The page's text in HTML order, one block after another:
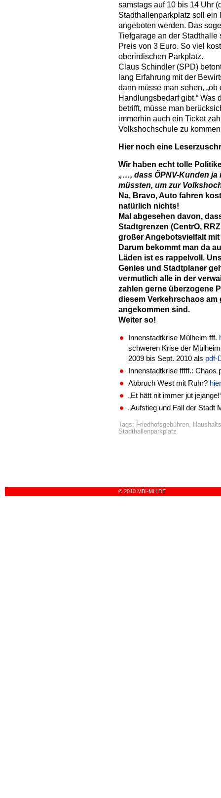
samstags auf 10 bis 14 Uhr
Stadthallenparkplatz soll ein
angeboten werden. Das
Tiefgarage an der
Preis von 3 Euro. So viel
oberirdischen Parkplatz.
Claus Schindler (SPD)
lang Erfahrung mit der
dann müsse man sehen,
Handlungsbedarf gibt.“ Was
betrifft, müsse man
immerhin auch ein Ticket
Volkshochschule zu
Hier noch eine
Wir haben echt tolle
„…, dass ÖPNV-Kunden ja
müssten, um zur
Na, Bravo, Auto fahren
natürlich nichts!
Mal abgesehen davon,
Stadtgrenzen (CentrO,
großer Angebotsvielfalt
Darum bekommt man da
Läden ist es rappelvoll.
Genies und Stadtplaner
vermutlich alle in der
zahlen gerne überzogene
diesem Verkehrschaos
angekommen sind.
Weiter so!
Innenstadtkrise Mülheim fff.
schweren Krise der
2009 bis Sept. 2010 als pdf-
Innenstadtkrise fffff.:
Abbruch West mit Ruhr? hier
„Et hätt nit immer jut
„Aufstieg und Fall der Stadt
Tags: Friedhofsgebühren,
Stadthallenparkplatz
© 2010 MBI-MH.DE